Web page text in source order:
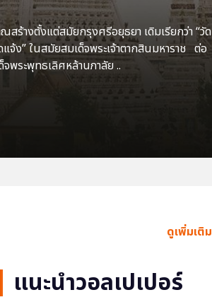
สร้างตั้งแต่สมัยกรุงศรีอยุธยา เดิมเรียกว่า “วัด
จ้ง” ในสมัยสมเด็จพระเจ้าตากสินมหาราช ต่อ
พระพุทธเลิศหล้านภาลัย ..
ดูเพิ่มเติม
แนะนำวอลเปเปอร์